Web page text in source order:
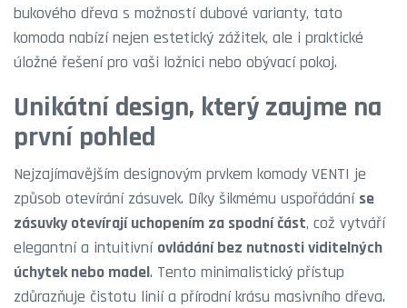
bukového dřeva s možností dubové varianty, tato
komoda nabízí nejen estetický zážitek, ale i praktické
úložné řešení pro vaši ložnici nebo obývací pokoj.
Unikátní design, který zaujme na
první pohled
Nejzajímavějším designovým prvkem komody VENTI je
způsob otevírání zásuvek. Díky šikmému uspořádání se
zásuvky otevírají uchopením za spodní část, což vytváří
elegantní a intuitivní ovládání bez nutnosti viditelných
úchytek nebo madel. Tento minimalistický přístup
zdůrazňuje čistotu linií a přírodní krásu masivního dřeva.